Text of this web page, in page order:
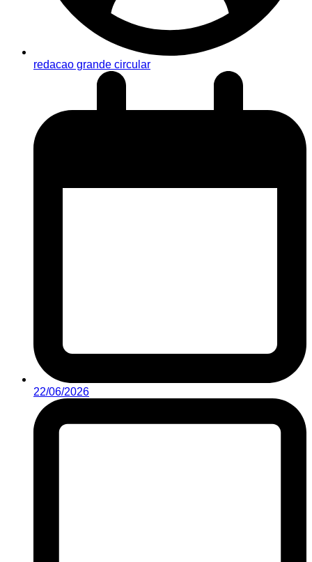
redacao grande circular
22/06/2026